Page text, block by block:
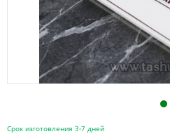
1
Срок изготовления 3-7 дней